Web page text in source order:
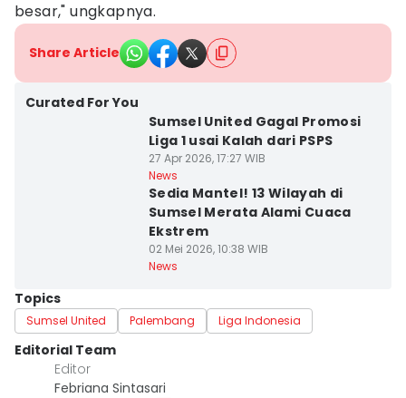
besar," ungkapnya.
Share Article
Curated For You
Sumsel United Gagal Promosi
Liga 1 usai Kalah dari PSPS
27 Apr 2026, 17:27 WIB
News
Sedia Mantel! 13 Wilayah di
Sumsel Merata Alami Cuaca
Ekstrem
02 Mei 2026, 10:38 WIB
News
Topics
Sumsel United Palembang Liga Indonesia
Editorial Team
Editor
Febriana Sintasari